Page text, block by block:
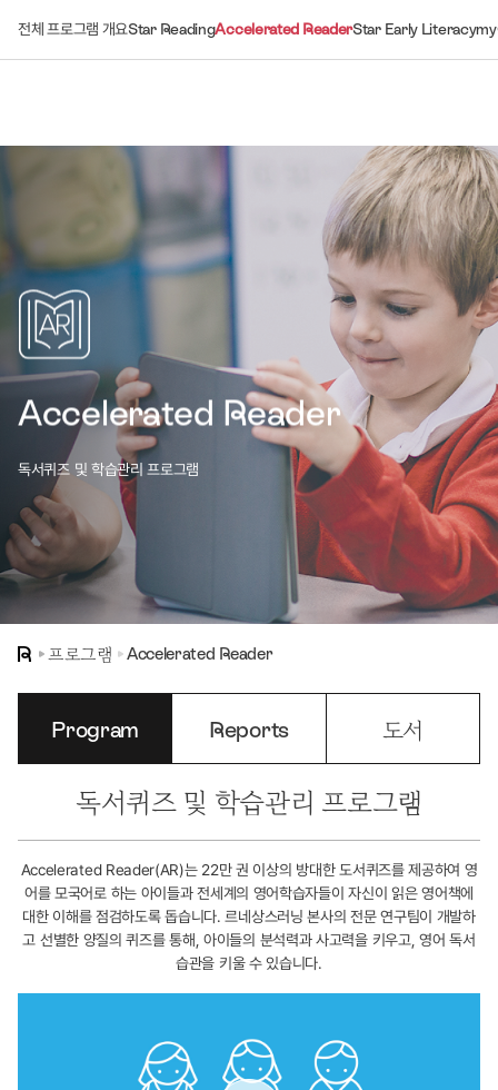
전체 프로그램 개요Star ReadingAccelerated ReaderStar Early Literacy
Accelerated Reader
독서퀴즈 및 학습관리 프로그램
프로그램 Accelerated Reader
Program Reports 도서
독서퀴즈 및 학습관리 프로그램
Accelerated Reader(AR)는 22만 권 이상의 방대한 도서퀴즈를 제공하여 영
어를 모국어로 하는 아이들과 전세계의 영어학습자들이 자신이 읽은 영어책에
대한 이해를 점검하도록 돕습니다. 르네상스러닝 본사의 전문 연구팀이 개발하
고 선별한 양질의 퀴즈를 통해, 아이들의 분석력과 사고력을 키우고, 영어 독서
습관을 키울 수 있습니다.